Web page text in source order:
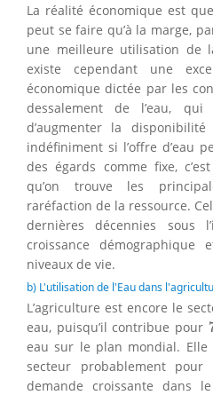
La réalité économique est
peut se faire qu’à la marge,
une meilleure utilisation de
existe cependant une
économique dictée par les
dessalement de l’eau, qui
d’augmenter la
indéfiniment si l’offre d’eau
des égards comme fixe,
qu’on trouve les
raréfaction de la ressource.
dernières décennies sous
croissance démographique
niveaux de vie.
b) L'utilisation de l'Eau dans
L’agriculture est encore le
eau, puisqu’il contribue pour
eau sur le plan mondial.
secteur probablement
demande croissante dans